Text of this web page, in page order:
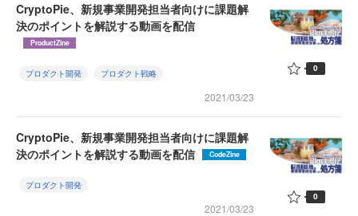
CryptoPie、新規事業開発担当者向けに課題解
決のポイントを解説する動画を配信
ProductZine
プロダクト開発 プロダクト戦略
2021/03/23
0
CryptoPie、新規事業開発担当者向けに課題解
決のポイントを解説する動画を配信
CodeZine
プロダクト開発
2021/03/23
0